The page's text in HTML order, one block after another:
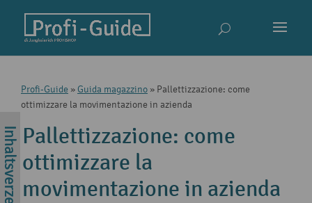
Profi-Guide » Guida magazzino » Pallettizzazione: come
ottimizzare la movimentazione in azienda
Pallettizzazione: come
ottimizzare la
movimentazione in azienda